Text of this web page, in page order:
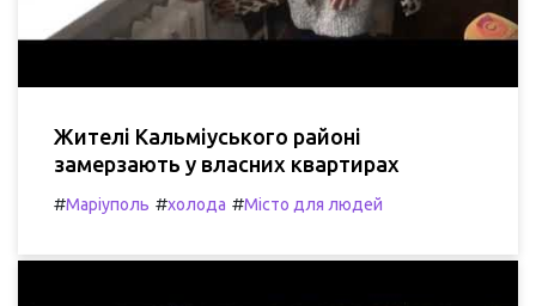
Жителі Кальміуського районі
замерзають у власних квартирах
#Маріуполь #холода #Місто для людей